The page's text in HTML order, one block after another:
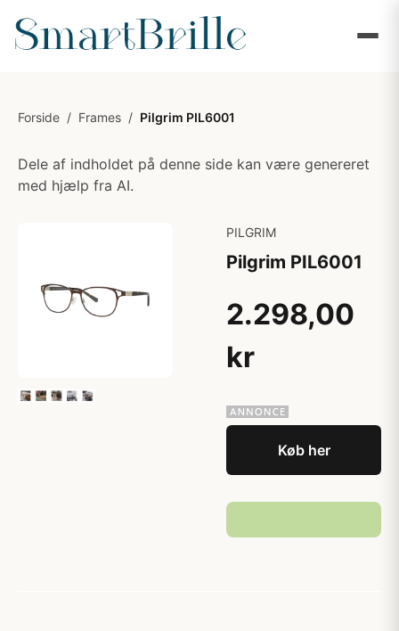
Forside / Frames / Pilgrim PIL6001
Dele af indholdet på denne side kan være genereret
med hjælp fra AI.
PILGRIM
Pilgrim PIL6001
2.298,00
kr
Køb her